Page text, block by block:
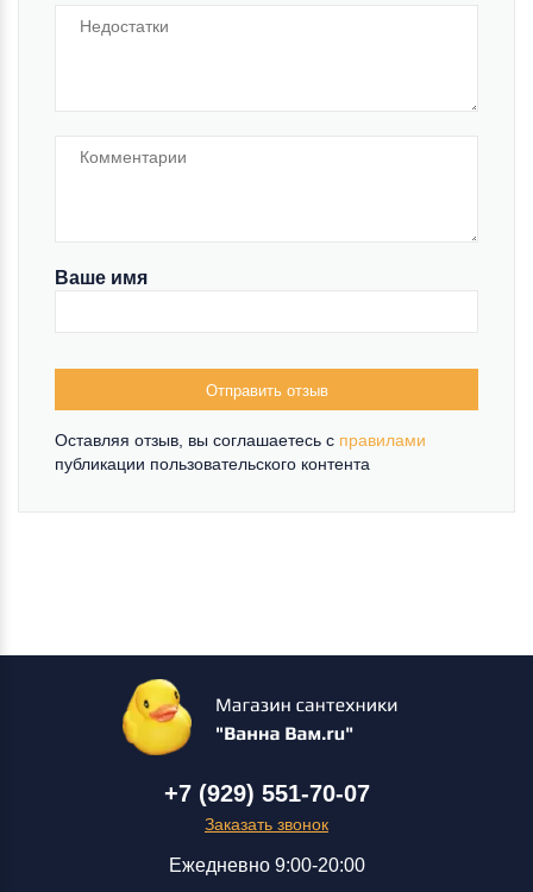
Ваше имя
Отправить отзыв
Оставляя отзыв, вы соглашаетесь c правилами
публикации пользовательского контента
+7 (929) 551-70-07
Заказать звонок
Ежедневно 9:00-20:00